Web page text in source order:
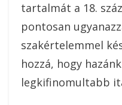
tartalmát a 18.
pontosan
szakértelemmel
hozzá, hogy
legkifinomultabb